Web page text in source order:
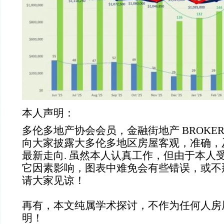
本人声明：
多伦多地产协会会员，金融街地产
向大家披露大多伦多地区房屋客观，准确
最新走向. 虽然本人认真工作，但由于本人
它因素影响，图表中难免会有些错误，或
请大家见谅！
再有，本文纯属学术探讨，不作为任何人
明！